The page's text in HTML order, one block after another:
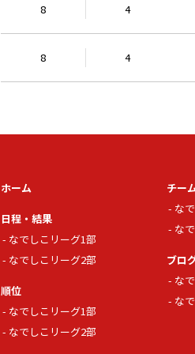
8 4
8 4
ホーム
日程・結果
なでしこリーグ1部
なでしこリーグ2部
順位
なでしこリーグ1部
なでしこリーグ2部
チー
な
な
ブロ
な
な